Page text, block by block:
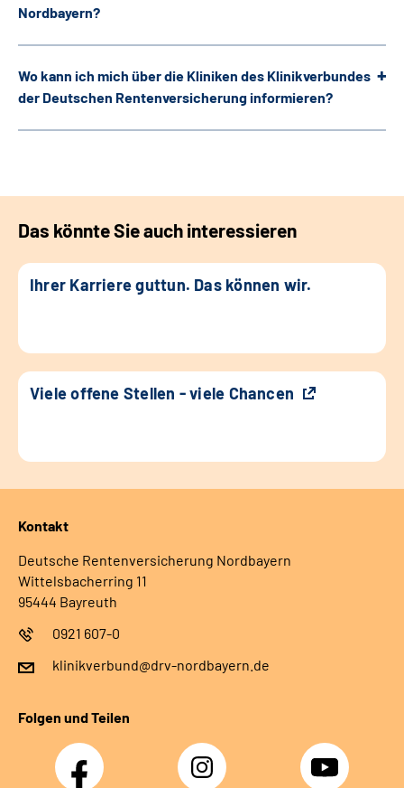
Nordbayern?
Wo kann ich mich über die Kliniken des Klinikverbundes
der Deutschen Rentenversicherung informieren?
Das könnte Sie auch interessieren
Ihrer Karriere guttun. Das können wir.
Viele offene Stellen - viele Chancen
Kontakt
Deutsche Rentenversicherung Nordbayern
Wittelsbacherring 11
95444 Bayreuth
0921 607-0
klinikverbund@drv-nordbayern.de
Folgen und Teilen
Facebook Instagram Youtube